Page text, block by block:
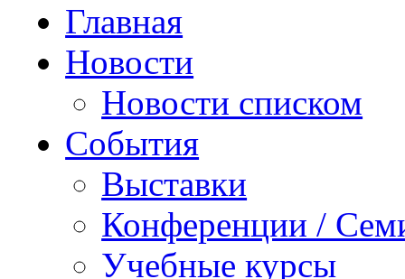
Главная
Новости
Новости списком
События
Выставки
Конференции /
Учебные курсы